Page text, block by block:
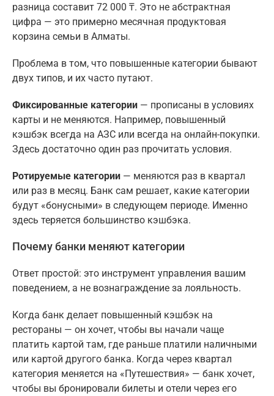
разница составит 72 000 ₸. Это не абстрактная
цифра — это примерно месячная продуктовая
корзина семьи в Алматы.
Проблема в том, что повышенные категории бывают
двух типов, и их часто путают.
Фиксированные категории — прописаны в условиях
карты и не меняются. Например, повышенный
кэшбэк всегда на АЗС или всегда на онлайн-покупки.
Здесь достаточно один раз прочитать условия.
Ротируемые категории — меняются раз в квартал
или раз в месяц. Банк сам решает, какие категории
будут «бонусными» в следующем периоде. Именно
здесь теряется большинство кэшбэка.
Почему банки меняют категории
Ответ простой: это инструмент управления вашим
поведением, а не вознаграждение за лояльность.
Когда банк делает повышенный кэшбэк на
рестораны — он хочет, чтобы вы начали чаще
платить картой там, где раньше платили наличными
или картой другого банка. Когда через квартал
категория меняется на «Путешествия» — банк хочет,
чтобы вы бронировали билеты и отели через его